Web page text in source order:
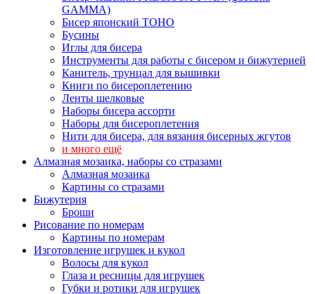
GAMMA)
Бисер японский TOHO
Бусины
Иглы для бисера
Инструменты для работы с бисером и бижутерией
Канитель, трунцал для вышивки
Книги по бисероплетению
Ленты шелковые
Наборы бисера ассорти
Наборы для бисероплетения
Нити для бисера, для вязания бисерных жгутов
и много ещё
Алмазная мозаика, наборы со стразами
Алмазная мозаика
Картины co стразами
Бижутерия
Броши
Рисование по номерам
Картины по номерам
Изготовление игрушек и кукол
Волосы для кукол
Глаза и ресницы для игрушек
Губки и ротики для игрушек